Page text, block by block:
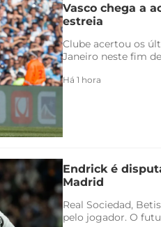
Vasco chega a
estreia
Clube acertou os
Janeiro neste fim
Há 1 hora
Endrick é
Madrid
Real Sociedad,
pelo jogador. O